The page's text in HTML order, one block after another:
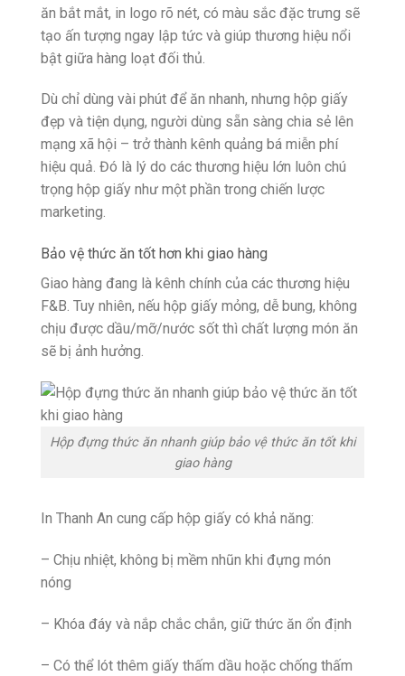
ăn bắt mắt, in logo rõ nét, có màu sắc đặc trưng sẽ
tạo ấn tượng ngay lập tức và giúp thương hiệu nổi
bật giữa hàng loạt đối thủ.
Dù chỉ dùng vài phút để ăn nhanh, nhưng hộp giấy
đẹp và tiện dụng, người dùng sẵn sàng chia sẻ lên
mạng xã hội – trở thành kênh quảng bá miễn phí
hiệu quả. Đó là lý do các thương hiệu lớn luôn chú
trọng hộp giấy như một phần trong chiến lược
marketing.
Bảo vệ thức ăn tốt hơn khi giao hàng
Giao hàng đang là kênh chính của các thương hiệu
F&B. Tuy nhiên, nếu hộp giấy mỏng, dễ bung, không
chịu được dầu/mỡ/nước sốt thì chất lượng món ăn
sẽ bị ảnh hưởng.
Hộp đựng thức ăn nhanh giúp bảo vệ thức ăn tốt khi
giao hàng
In Thanh An cung cấp hộp giấy có khả năng:
– Chịu nhiệt, không bị mềm nhũn khi đựng món
nóng
– Khóa đáy và nắp chắc chắn, giữ thức ăn ổn định
– Có thể lót thêm giấy thấm dầu hoặc chống thấm